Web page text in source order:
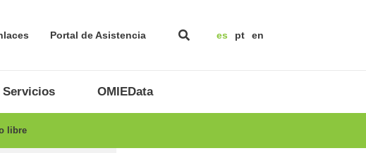
Portal de Asistencia es pt en
Servicios OMIEData
libre